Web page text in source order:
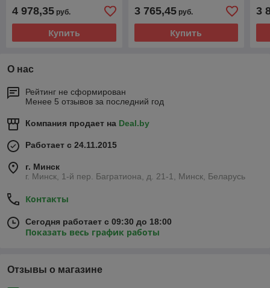
4 978,35 руб.
Купить
3 765,45руб.
Купить
3
О нас
Рейтинг не сформирован
Менее 5 отзывов за последний год
Компания продает на Deal.by
Работает с 24.11.2015
г. Минск
г. Минск, 1-й пер. Багратиона, д. 21-1, Минск, Беларусь
Контакты
Сегодня работает с 09:30 до 18:00
Показать весь график работы
Отзывы о магазине